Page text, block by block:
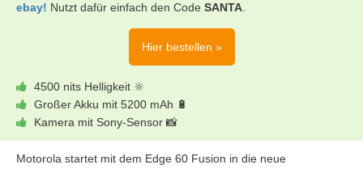
ebay! Nutzt dafür einfach den Code SANTA
Hier bestellen »
4500 nits Helligkeit 🔆
Großer Akku mit 5200 mAh 🔋
Kamera mit Sony-Sensor 📸
Motorola startet mit dem Edge 60 Fusion in die neue